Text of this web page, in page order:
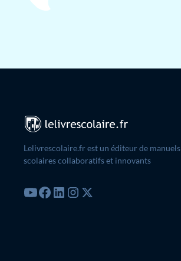
Lelivrescolaire.fr est un éditeur de manuels
scolaires collaboratifs et innovants